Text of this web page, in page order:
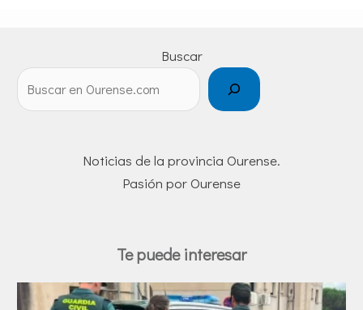
Buscar
Noticias de la provincia Ourense.
Pasión por Ourense
Te puede interesar